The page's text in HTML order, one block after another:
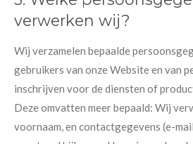
verwerken wij?
Wij verzamelen bepaalde
gebruikers van onze Website en van
inschrijven voor de diensten of
Deze omvatten meer bepaald: Wij
voornaam, en contactgegevens (e-